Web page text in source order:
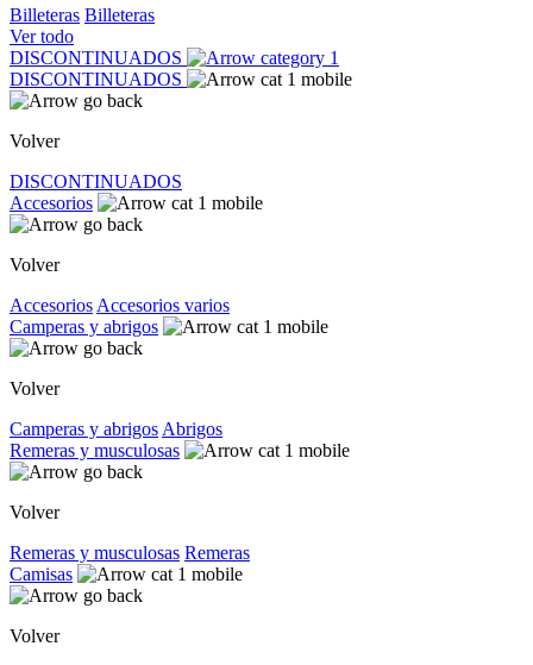
Billeteras Billeteras
Ver todo
DISCONTINUADOS
DISCONTINUADOS
Volver
DISCONTINUADOS
Accesorios
Volver
Accesorios Accesorios varios
Camperas y abrigos
Volver
Camperas y abrigos Abrigos
Remeras y musculosas
Volver
Remeras y musculosas Remeras
Camisas
Volver